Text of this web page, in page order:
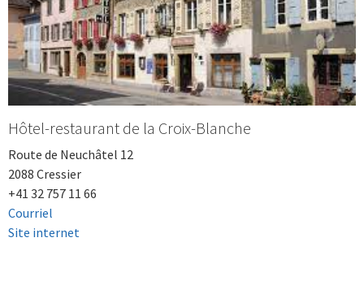
Hôtel-restaurant de la Croix-Blanche
Route de Neuchâtel 12
2088 Cressier
+41 32 757 11 66
Courriel
Site internet